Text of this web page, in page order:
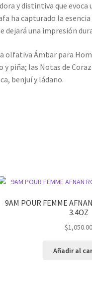
y distintiva que evoca
ha capturado la
dejará una impresión
olfativa Ámbar para
piña; las Notas de
benjuí y ládano.
9AM POUR FEMME
3.4OZ
$1,050.00
Añadir al